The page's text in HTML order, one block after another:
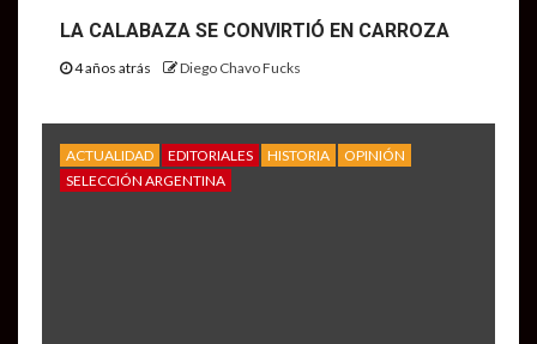
LA CALABAZA SE CONVIRTIÓ EN CARROZA
4 años atrás Diego Chavo Fucks
ACTUALIDAD EDITORIALES HISTORIA
OPINIÓN
SELECCIÓN ARGENTINA